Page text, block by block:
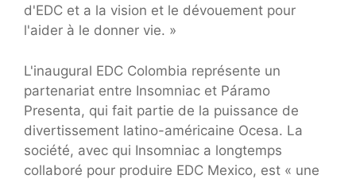
d'EDC et a la vision et le dévouement pour
l'aider à le donner vie. »
L'inaugural EDC Colombia représente un
partenariat entre Insomniac et Páramo
Presenta, qui fait partie de la puissance de
divertissement latino-américaine Ocesa. La
société, avec qui Insomniac a longtemps
collaboré pour produire EDC Mexico, est « une